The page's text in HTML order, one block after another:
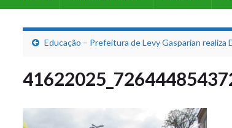
Educação – Prefeitura de Levy Gasparian realiza